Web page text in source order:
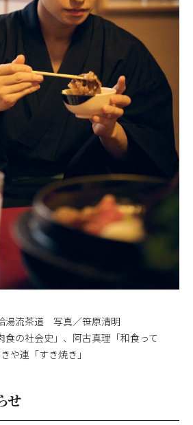
湯流茶道 写真／笹原清明
の社会史」、阿古真理「和食って
や連「すき焼き」
せ